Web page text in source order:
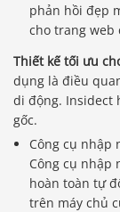
phản hồi đẹp
cho trang web
Thiết kế tối ưu
dụng là điều
di động. Insidect
gốc.
Công cụ nhập
Công cụ nhập
hoàn toàn tự
trên máy chủ